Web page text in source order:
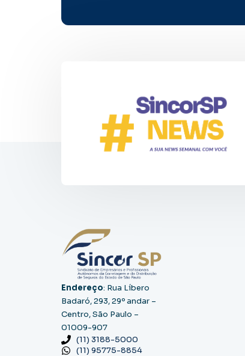
Endereço: Rua Líbero
Badaró, 293, 29º andar –
Centro, São Paulo –
01009-907
(11) 3188-5000
(11) 95775-8854